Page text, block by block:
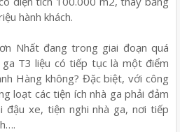
hành khách.
Nhất đang trong giai đoạn quá
ga T3 liệu có tiếp tục là một điểm
Hàng không? Đặc biệt, với công
loạt các tiện ích nhà ga phải đảm
xe, tiện nghi nhà ga, nơi tiếp